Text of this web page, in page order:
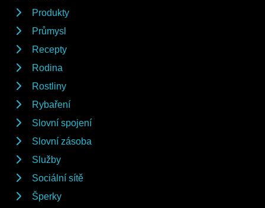
Produkty
Průmysl
Recepty
Rodina
Rostliny
Rybaření
Slovní spojení
Slovní zásoba
Služby
Sociální sítě
Šperky